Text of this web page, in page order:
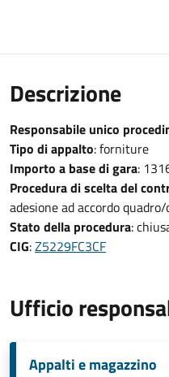
Descrizione
Responsabile unico
Tipo di appalto: forniture
Importo a base di gara:
Procedura di scelta del
adesione ad accordo
Stato della procedura:
CIG:Z5229FC3CF
Ufficio
Appalti e magazzino